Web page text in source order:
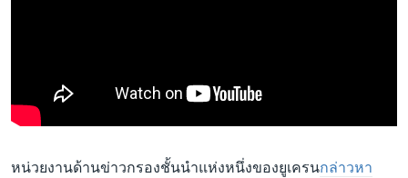
หน่วยงานด้านข่าวกรองชั้นนำแห่งหนึ่งของยูเครนกล่าวหา